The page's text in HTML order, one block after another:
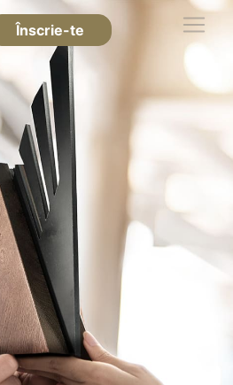
Înscrie-te